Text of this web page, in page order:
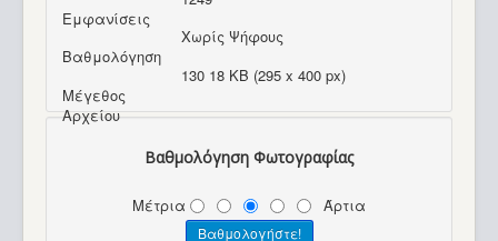
Εμφανίσεις
Βαθμολόγηση
Χωρίς Ψήφους
Μέγεθος
Αρχείου
130 18 KB (295 x 400 px)
Βαθμολόγηση Φωτογραφίας
Μέτρια Άρτια